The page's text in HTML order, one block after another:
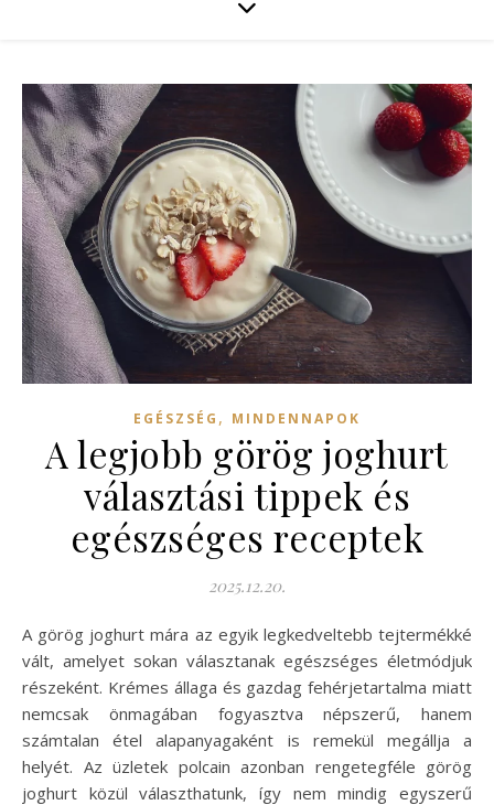
EGÉSZSÉG , MINDENNAPOK
A legjobb görög joghurt
választási tippek és
egészséges receptek
2025.12.20.
A görög joghurt mára az egyik legkedveltebb tejtermékké
vált, amelyet sokan választanak egészséges életmódjuk
részeként. Krémes állaga és gazdag fehérjetartalma miatt
nemcsak önmagában fogyasztva népszerű, hanem
számtalan étel alapanyagaként is remekül megállja a
helyét. Az üzletek polcain azonban rengetegféle görög
joghurt közül választhatunk, így nem mindig egyszerű